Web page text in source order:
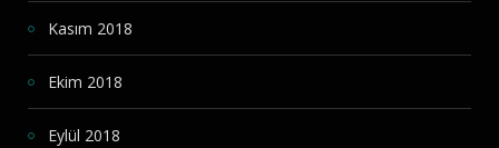
Kasım 2018
Ekim 2018
Eylül 2018